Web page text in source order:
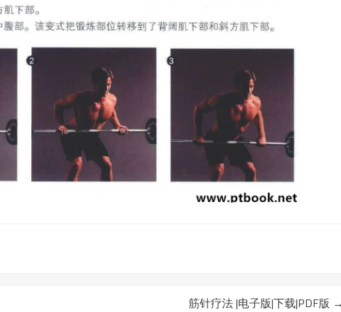
筋针疗法 |电子版|下载|PDF版